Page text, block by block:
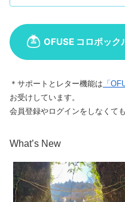
＊サポートとレター機能は 「
お受けしています。
会員登録やログインをしなくて
What’s New